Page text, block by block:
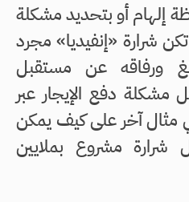
إلهام أو بتحديد مشكلة
شرارة «إنفيديا» مجرد
ورفاقه عن مستقبل
مشكلة دفع الإيجار عبر
هي مثال آخر على كيف يمكن
شرارة مشروع بملايين